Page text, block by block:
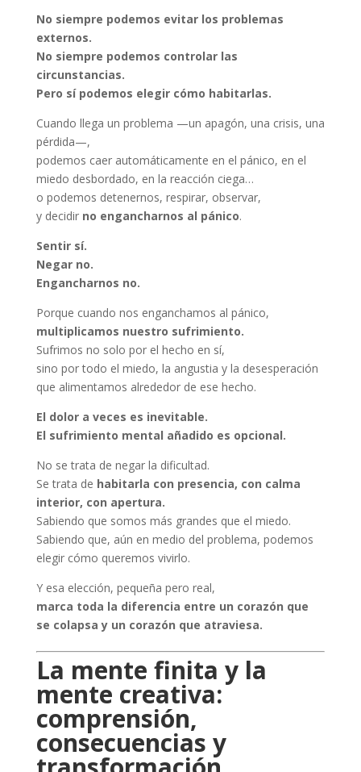
No siempre podemos evitar los problemas
externos.
No siempre podemos controlar las
circunstancias.
Pero sí podemos elegir cómo habitarlas.
Cuando llega un problema —un apagón, una crisis, una
pérdida—,
podemos caer automáticamente en el pánico, en el
miedo desbordado, en la reacción ciega…
o podemos detenernos, respirar, observar,
y decidir no engancharnos al pánico.
Sentir sí.
Negar no.
Engancharnos no.
Porque cuando nos enganchamos al pánico,
multiplicamos nuestro sufrimiento.
Sufrimos no solo por el hecho en sí,
sino por todo el miedo, la angustia y la desesperación
que alimentamos alrededor de ese hecho.
El dolor a veces es inevitable.
El sufrimiento mental añadido es opcional.
No se trata de negar la dificultad.
Se trata de habitarla con presencia, con calma
interior, con apertura.
Sabiendo que somos más grandes que el miedo.
Sabiendo que, aún en medio del problema, podemos
elegir cómo queremos vivirlo.
Y esa elección, pequeña pero real,
marca toda la diferencia entre un corazón que
se colapsa y un corazón que atraviesa.
La mente finita y la
mente creativa:
comprensión,
consecuencias y